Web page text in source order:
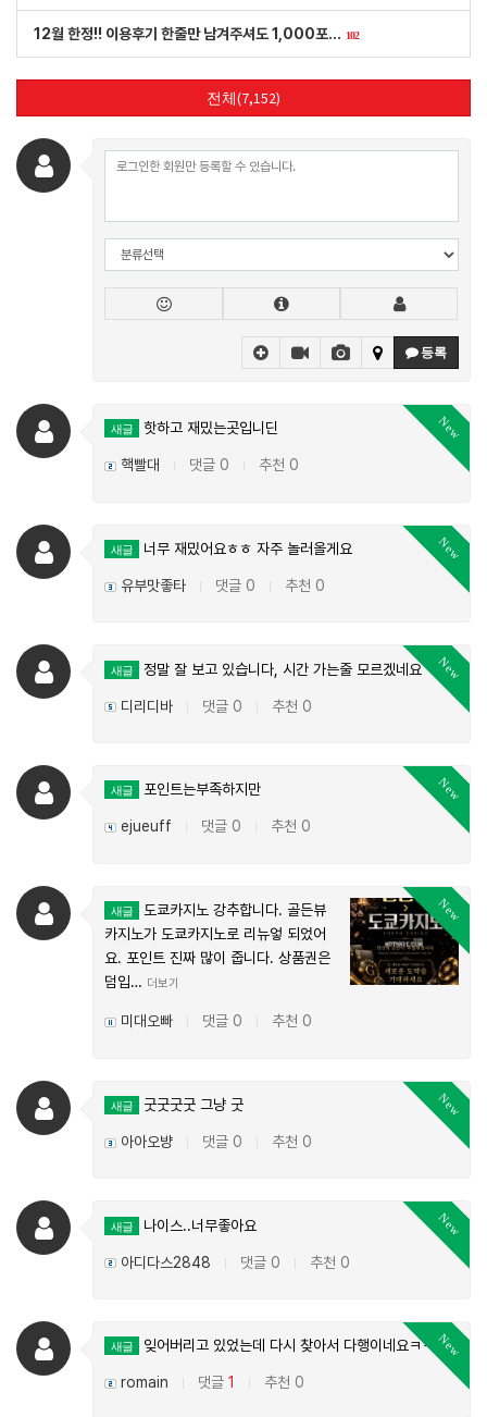
12월 한정!! 이용후기 한줄만 남겨주셔도 1,000포… 102
전체(7,152)
등록
New
새글 핫하고 재밌는곳입니딘
핵빨대 댓글 0 추천 0
New
새글 너무 재밌어요ㅎㅎ 자주 놀러올게요
유부맛좋타 댓글 0 추천 0
New
새글 정말 잘 보고 있습니다, 시간 가는줄 모르겠네요 ㅋㅋ
디리디바 댓글 0 추천 0
New
새글 포인트는부족하지만
ejueuff 댓글 0 추천 0
New
새글
도쿄카지노 강추합니다. 골든뷰
카지노가 도쿄카지노로 리뉴엏 되었어
요. 포인트 진짜 많이 줍니다. 상품권은
덤입… 더보기
미대오빠 댓글 0 추천 0
New
새글 굿굿굿굿 그냥 굿
아아오뱡 댓글 0 추천 0
New
새글 나이스..너무좋아요
아디다스2848 댓글 0 추천 0
New
새글 잊어버리고 있었는데 다시 찾아서 다행이네요ㅋㅋ
romain 댓글1 추천 0